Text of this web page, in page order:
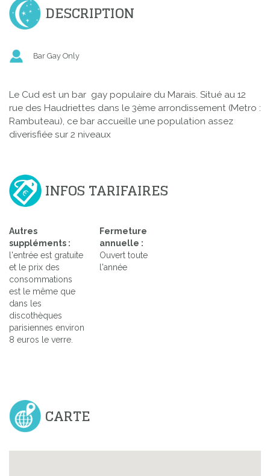
DESCRIPTION
Bar Gay Only
Le Cud est un bar gay populaire du Marais. Situé au 12
rue des Haudriettes dans le 3ème arrondissement (Metro :
Rambuteau), ce bar accueille une population assez
diverisfiée sur 2 niveaux
INFOS TARIFAIRES
Autres
suppléments :
l'entrée est gratuite
et le prix des
consommations
est le même que
dans les
discothèques
parisiennes environ
8 euros le verre.
Fermeture
annuelle :
Ouvert toute
l'année
CARTE